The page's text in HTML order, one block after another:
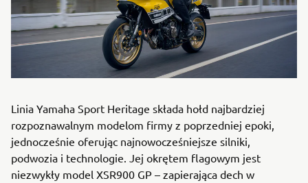
Linia Yamaha Sport Heritage składa hołd najbardziej
rozpoznawalnym modelom firmy z poprzedniej epoki,
jednocześnie oferując najnowocześniejsze silniki,
podwozia i technologie. Jej okrętem flagowym jest
niezwykły model XSR900 GP – zapierająca dech w